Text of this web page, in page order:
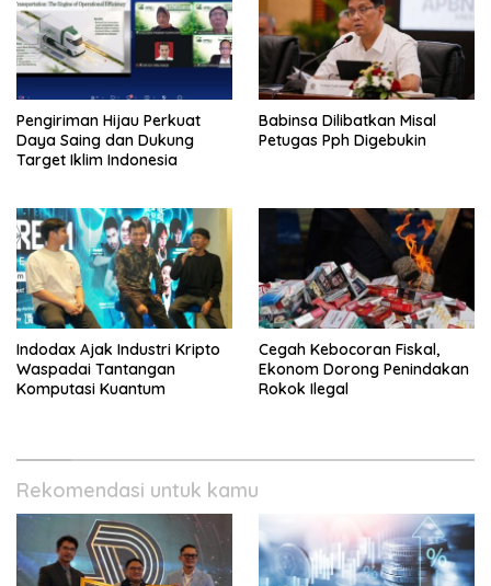
Pengiriman Hijau Perkuat
Daya Saing dan Dukung
Target Iklim Indonesia
Babinsa Dilibatkan Misal
Petugas Pph Digebukin
Indodax Ajak Industri Kripto
Waspadai Tantangan
Komputasi Kuantum
Cegah Kebocoran Fiskal,
Ekonom Dorong Penindakan
Rokok Ilegal
Rekomendasi untuk kamu